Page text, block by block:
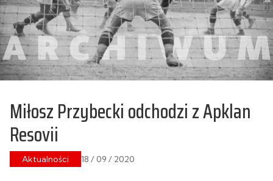
Miłosz Przybecki odchodzi z Apklan
Resovii
Aktualności 18 / 09 / 2020